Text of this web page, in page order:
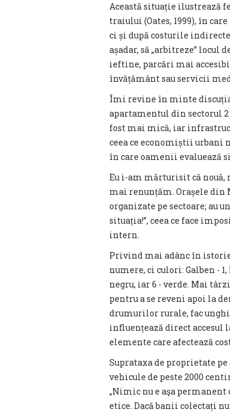
Această situație ilustrează
traiului (Oates, 1999), în
ci și după costurile
așadar, să „arbitreze”
ieftine, parcări mai
învățământ sau servicii
Îmi revine în minte discuția
apartamentul din sectorul 2
fost mai mică, iar
ceea ce economiștii urbani
în care oamenii evaluează
Eu i-am mărturisit că nouă,
mai renunțăm. Orașele din
organizate pe sectoare; au
situația!”, ceea ce face
intern.
Privind mai adânc în
numere, ci culori: Galben -
negru, iar 6 - verde. Mai
pentru a se reveni apoi la
drumurilor rurale, fac
influențează direct accesul
elemente care afectează
Suprataxa de proprietate
vehicule de peste 2000
„Nimic nu e aşa
etice. Dacă banii colectați